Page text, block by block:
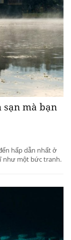
mà bạn
hấp dẫn nhất ở
như một bức tranh.